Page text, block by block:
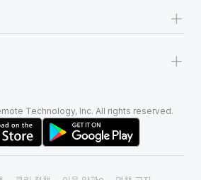
+
+
Technology, Inc. All rights reserved.